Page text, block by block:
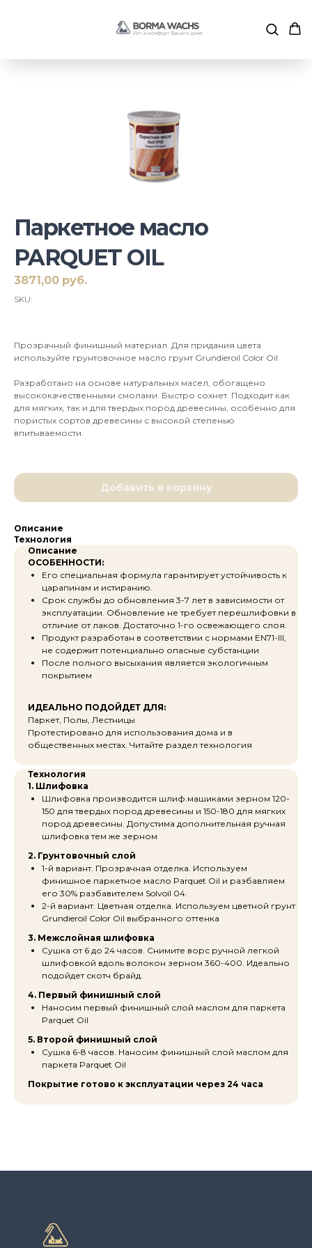
Паркетное масло
PARQUET OIL
3871,00 руб.
SKU:
Прозрачный финишный материал. Для придания цвета
используйте грунтовочное масло грунт Grundieroil Color Oil
Разработано на основе натуральных масел, обогащено
высококачественными смолами. Быстро сохнет. Подходит как
для мягких, так и для твердых пород древесины, особенно для
пористых сортов древесины с высокой степенью
впитываемости.
Добавить в корзину
Описание
Технология
Описание
ОСОБЕННОСТИ:
Его специальная формула гарантирует устойчивость к
царапинам и истиранию.
Срок службы до обновления 3-7 лет в зависимости от
эксплуатации. Обновление не требует перешлифовки в
отличие от лаков. Достаточно 1-го освежающего слоя.
Продукт разработан в соответствии с нормами EN71-III,
не содержит потенциально опасные субстанции
После полного высыхания является экологичным
покрытием
ИДЕАЛЬНО ПОДОЙДЕТ ДЛЯ:
Паркет, Полы, Лестницы
Протестировано для использования дома и в
общественных местах. Читайте раздел технология
Технология
1. Шлифовка
Шлифовка производится шлиф.машиками зерном 120-
150 для твердых пород древесины и 150-180 для мягких
пород древесины. Допустима дополнительная ручная
шлифовка тем же зерном
2. Грунтовочный слой
1-й вариант. Прозрачная отделка. Используем
финишное паркетное масло Parquet Oil и разбавляем
его 30% разбавителем Solvoil 04.
2-й вариант. Цветная отделка. Используем цветной грунт
Grundieroil Color Oil выбранного оттенка
3. Межслойная шлифовка
Сушка от 6 до 24 часов. Снимите ворс ручной легкой
шлифовкой вдоль волокон зерном 360-400. Идеально
подойдет скотч брайд.
4. Первый финишный слой
Наносим первый финишный слой маслом для паркета
Parquet Oil
5. Второй финишный слой
Сушка 6-8 часов. Наносим финишный слой маслом для
паркета Parquet Oil
Покрытие готово к эксплуатации через 24 часа